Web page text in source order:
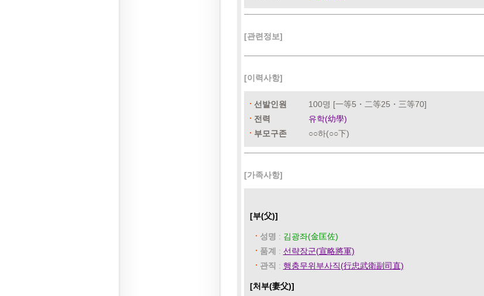
[관련정보]
[이력사항]
선발인원
100명 [一等5・二等25・三等70]
전력
유학(幼學)
부모구존
○○하(○○下)
[가족사항]
[부(父)]
성명 : 김광좌(金匡佐)
품계
: 선략장군(宣略將軍)
관직 : 행충무위부사직(行忠武衛副司直)
[처부(妻父)]